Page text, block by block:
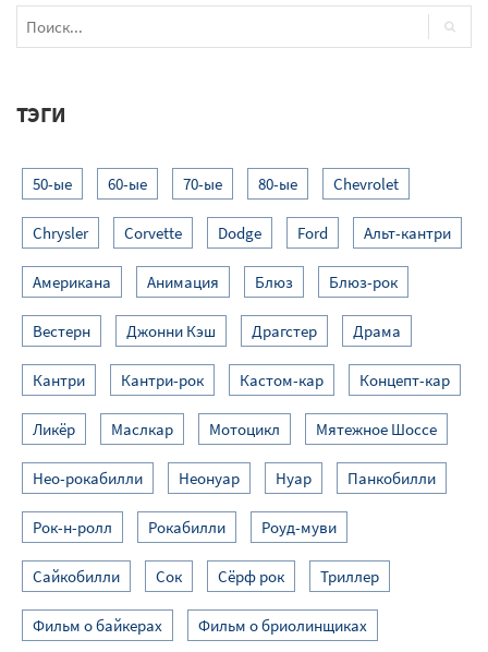
ТЭГИ
50-ые 60-ые 70-ые 80-ые Chevrolet
Chrysler Corvette Dodge Ford Альт-кантри
Американа Анимация Блюз Блюз-рок
Вестерн Джонни Кэш Драгстер Драма
Кантри Кантри-рок Кастом-кар Концепт-кар
Ликёр Маслкар Мотоцикл Мятежное Шоссе
Нео-рокабилли Неонуар Нуар Панкобилли
Рок-н-ролл Рокабилли Роуд-муви
Сайкобилли Сок Сёрф рок Триллер
Фильм о байкерах Фильм о бриолинщиках